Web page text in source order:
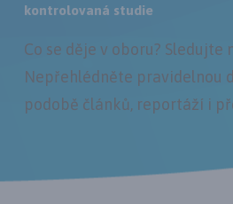
kontrolovaná studie
Co se děje v oboru? Sledujte
Nepřehlédněte pravidelnou
podobě článků, reportáží i